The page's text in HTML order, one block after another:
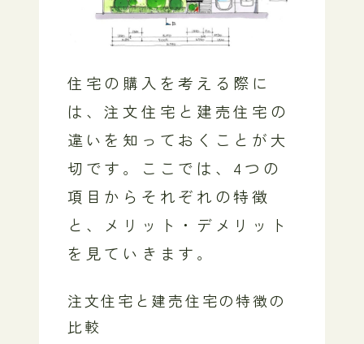
住宅の購入を考える際に
は、注文住宅と建売住宅の
違いを知っておくことが大
切です。ここでは、4つの
項目からそれぞれの特徴
と、メリット・デメリット
を見ていきます。
注文住宅と建売住宅の特徴の
比較